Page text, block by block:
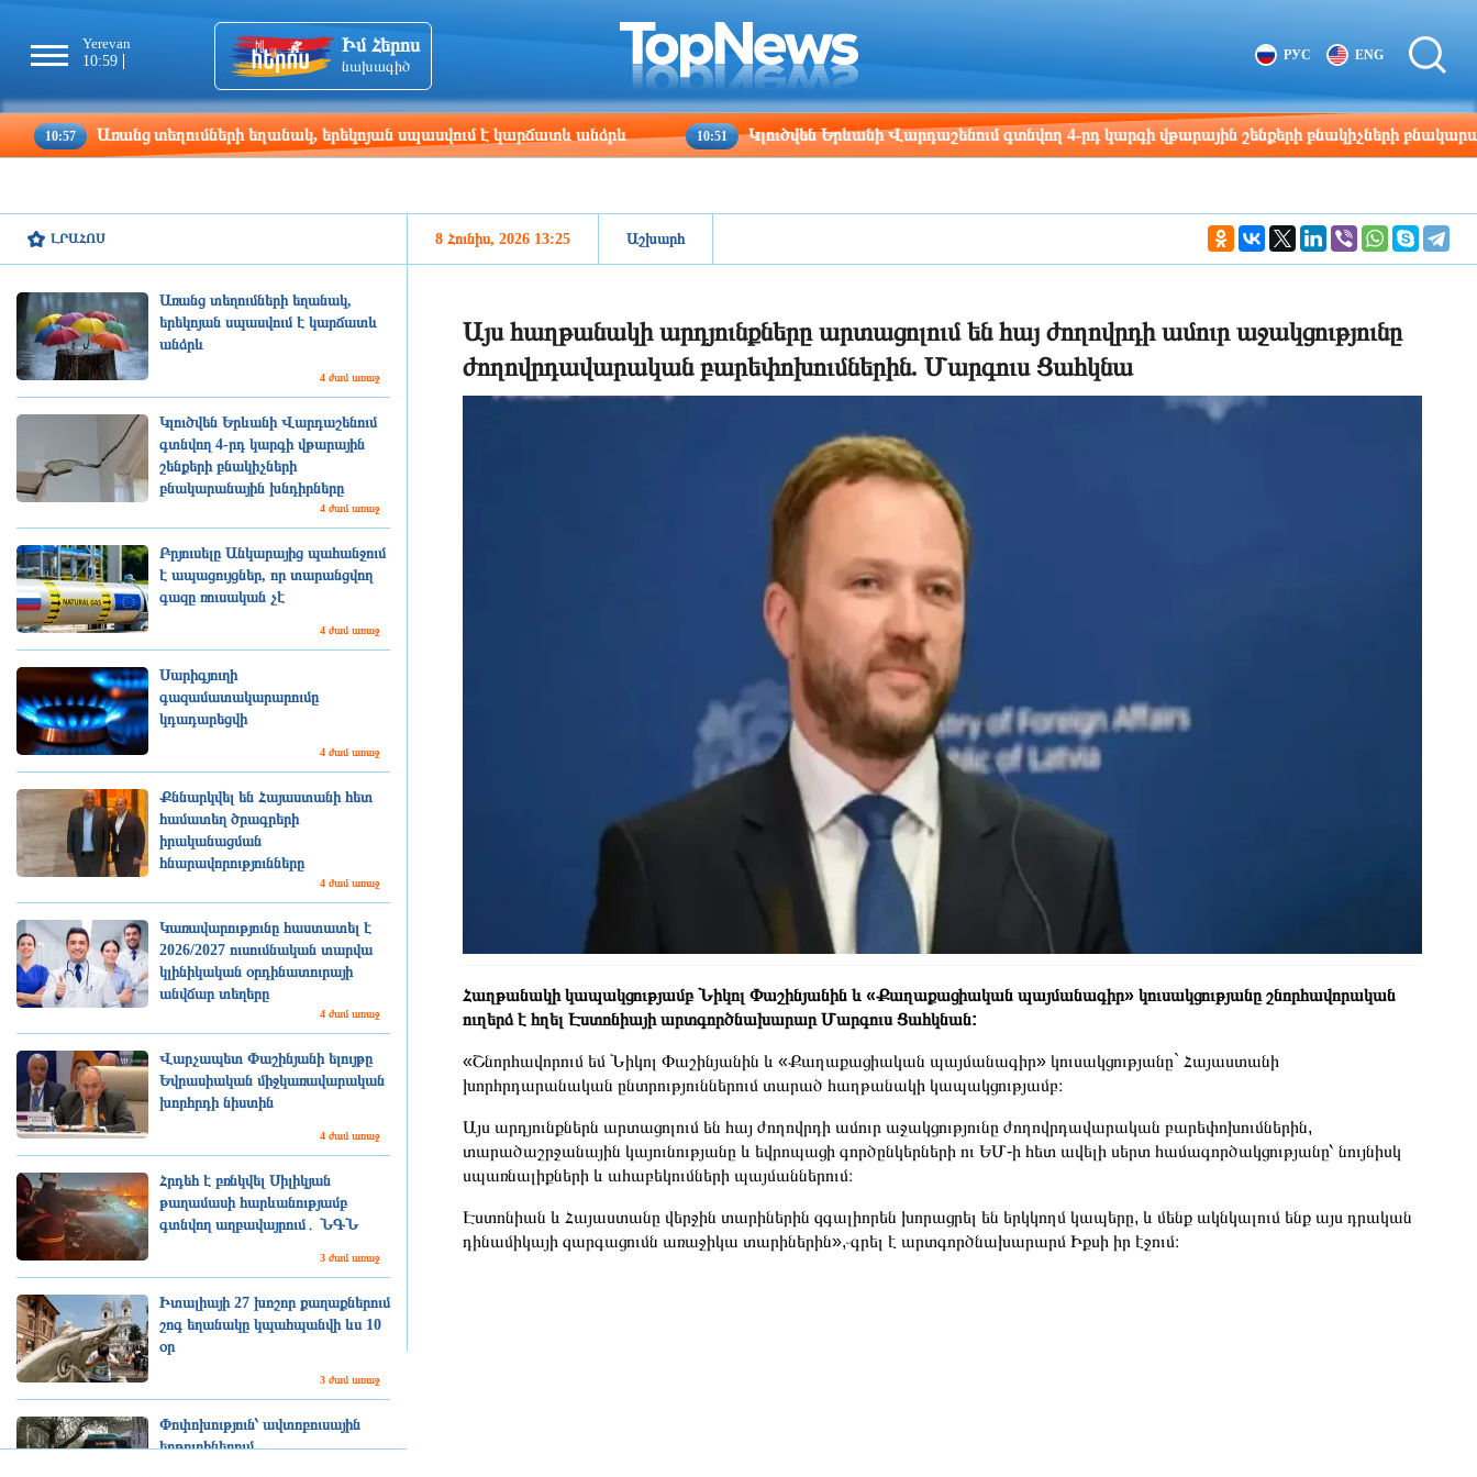
Yerevan
10:59
Tbilisi
10:59
Moscow
09:59
Los Angeles
23:59
Beijing
14:59
Իմ Հերոս
նախագիծ
РУС ENG
Առանց տեղումների եղանակ, երեկոյան սպասվում է կարճատև անձրև 10:51 Կլուծվեն Երևանի Վարդաշենում գտնվող 4-րդ կարգի վթարային շենքերի բնակիչների բնակարանային
ԼՐԱՀՈՍ
Առանց տեղումների եղանակ,
երեկոյան սպասվում է կարճատև
անձրև
4 ժամ առաջ
Կլուծվեն Երևանի Վարդաշենում
գտնվող 4-րդ կարգի վթարային
շենքերի բնակիչների
բնակարանային խնդիրները
4 ժամ առաջ
Բրյուսելը Անկարայից պահանջում
է ապացույցներ, որ տարանցվող
գազը ռուսական չէ
4 ժամ առաջ
Սարիգյուղի
գազամատակարարումը
կդադարեցվի
4 ժամ առաջ
Քննարկվել են Հայաստանի հետ
համատեղ ծրագրերի
իրականացման
հնարավորությունները
4 ժամ առաջ
Կառավարությունը հաստատել է
2026/2027 ուսումնական տարվա
կլինիկական օրդինատուրայի
անվճար տեղերը
4 ժամ առաջ
Վարչապետ Փաշինյանի ելույթը
Եվրասիական միջկառավարական
խորհրդի նիստին
4 ժամ առաջ
Հրդեհ է բռնկվել Սիլիկյան
թաղամասի հարևանությամբ
գտնվող աղբավայրում․ ՆԳՆ
3 ժամ առաջ
Իտալիայի 27 խոշոր քաղաքներում
շոգ եղանակը կպահպանվի ևս 10
օր
3 ժամ առաջ
Փոփոխություն՝ ավտոբուսային
երթուղիներում
8 Հունիս, 2026 13:25 Աշխարհ
Այս հաղթանակի արդյունքները արտացոլում են հայ ժողովրդի ամուր աջակցությունը
ժողովրդավարական բարեփոխումներին. Մարգուս Ցահկնա
Հաղթանակի կապակցությամբ Նիկոլ Փաշինյանին և «Քաղաքացիական պայմանագիր» կուսակցությանը շնորհավորական
ուղերձ է հղել Էստոնիայի արտգործնախարար Մարգուս Ցահկնան:
«Շնորհավորում եմ Նիկոլ Փաշինյանին և «Քաղաքացիական պայմանագիր» կուսակցությանը` Հայաստանի
խորհրդարանական ընտրություններում տարած հաղթանակի կապակցությամբ։
Այս արդյունքներն արտացոլում են հայ ժողովրդի ամուր աջակցությունը ժողովրդավարական բարեփոխումներին,
տարածաշրջանային կայունությանը և եվրոպացի գործընկերների ու ԵՄ-ի հետ ավելի սերտ համագործակցությանը՝ նույնիսկ
սպառնալիքների և ահաբեկումների պայմաններում։
Էստոնիան և Հայաստանը վերջին տարիներին զգալիորեն խորացրել են երկկողմ կապերը, և մենք ակնկալում ենք այս դրական
դինամիկայի զարգացումն առաջիկա տարիներին»,֊գրել է արտգործնախարարմ Իքսի իր էջում։